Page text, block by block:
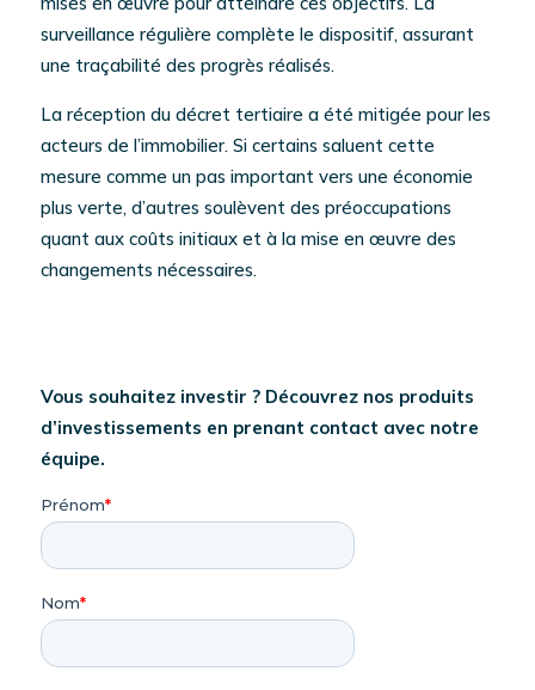
surveillance régulière complète le dispositif, assurant
une traçabilité des progrès réalisés.
La réception du décret tertiaire a été mitigée pour les
acteurs de l’immobilier. Si certains saluent cette
mesure comme un pas important vers une économie
plus verte, d’autres soulèvent des préoccupations
quant aux coûts initiaux et à la mise en œuvre des
changements nécessaires.
Vous souhaitez investir ? Découvrez nos produits
d’investissements en prenant contact avec notre
équipe.